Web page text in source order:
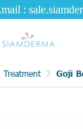
:
Treatment Goji